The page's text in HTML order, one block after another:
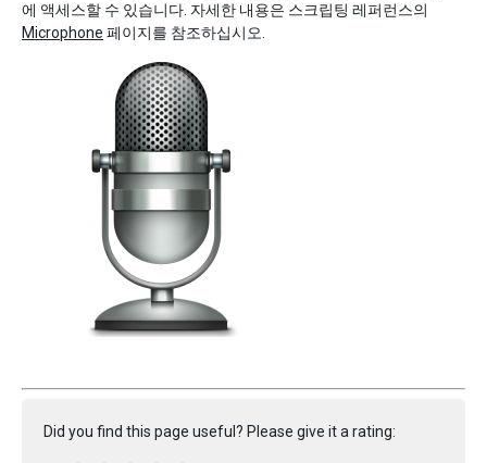
에 액세스할 수 있습니다. 자세한 내용은 스크립팅 레퍼런스의
Microphone 페이지를 참조하십시오.
Did you find this page useful? Please give it a rating: